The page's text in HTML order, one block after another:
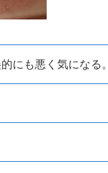
にも悪く気になる。